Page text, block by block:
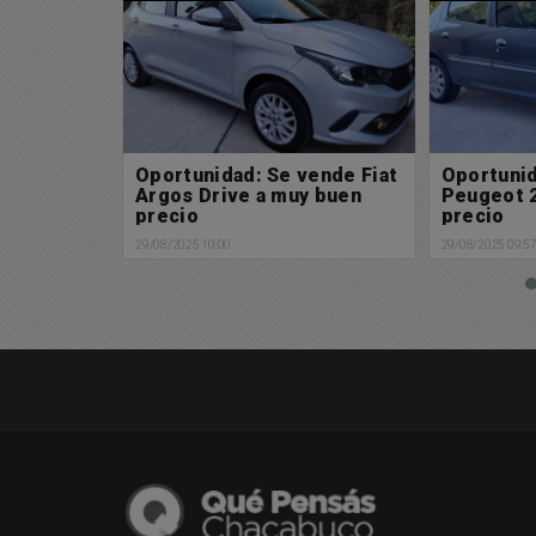
Oportunidad: Se vende
Peugeot 207 XS a muy buen
precio
29/08/2025 09:57
FORD
buen
29/08/2025 09:54